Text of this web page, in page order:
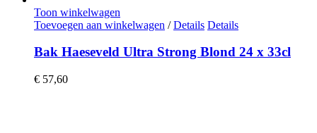
Toon winkelwagen
Toevoegen aan winkelwagen / Details Details
Bak Haeseveld Ultra Strong Blond 24 x 33cl
€ 57,60